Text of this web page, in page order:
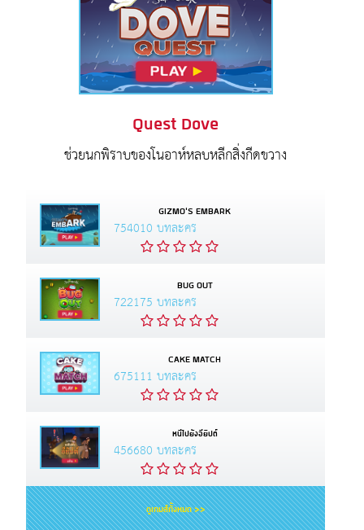
Quest Dove
ช่วยนกพิราบของโนอาห์หลบหลีกสิ่งกีดขวาง
GIZMO'S EMBARK
754010 บทละคร
BUG OUT
722175 บทละคร
CAKE MATCH
675111 บทละคร
หนีไปยังอียิปต์
456680 บทละคร
ดูเกมส์ทั้งหมด >>